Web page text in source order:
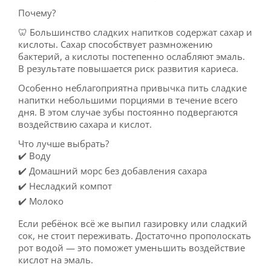
Почему?
🦷 Большинство сладких напитков содержат сахар и
кислоты. Сахар способствует размножению
бактерий, а кислоты постепенно ослабляют эмаль.
В результате повышается риск развития кариеса.
Особенно неблагоприятна привычка пить сладкие
напитки небольшими порциями в течение всего
дня. В этом случае зубы постоянно подвергаются
воздействию сахара и кислот.
Что лучше выбрать?
✔️ Воду
✔️ Домашний морс без добавления сахара
✔️ Несладкий компот
✔️ Молоко
Если ребёнок всё же выпил газировку или сладкий
сок, не стоит переживать. Достаточно прополоскать
рот водой — это поможет уменьшить воздействие
кислот на эмаль.